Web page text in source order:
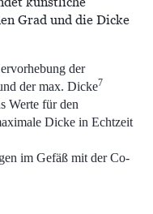
Grad und die Dicke
der
der max. Dicke7
Werte für den
Dicke in Echtzeit
im Gefäß mit der Co-